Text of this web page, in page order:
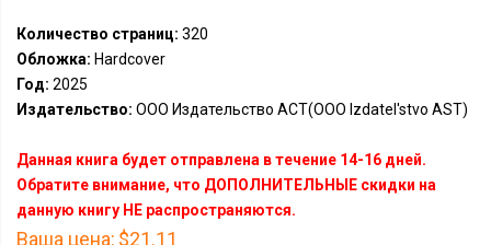
Количество страниц: 320
Обложка: Hardcover
Год: 2025
Издательство: ООО Издательство АСТ(OOO Izdatel'stvo AST)
Данная книга будет отправлена в течение 14-16 дней.
Обратите внимание, что ДОПОЛНИТЕЛЬНЫЕ скидки на
данную книгу НЕ распространяются.
Ваша цена: $21.11